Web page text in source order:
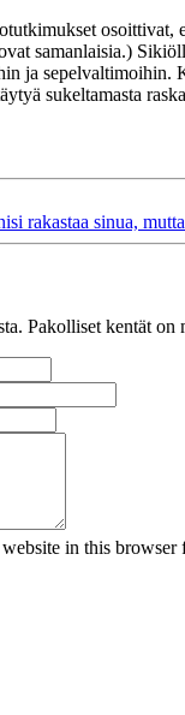
samanlaisia.)
ja sepelvaltimoihin.
sukeltamasta
rakastaa sinua,
Pakolliset kentät on
in this